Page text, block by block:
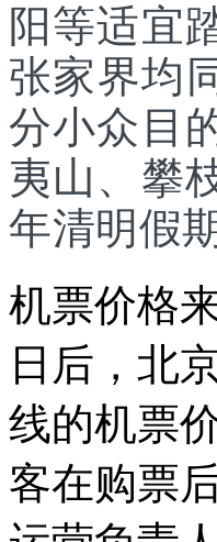
阳等适宜
张家界均
分小众目
夷山、攀
年清明假
机票价格
日后，北
线的机票
客在购票